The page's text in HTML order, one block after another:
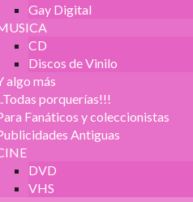
Gay Digital
CD
Discos de Vinilo
algo más
porquerías!!!
Fanáticos y coleccionistas
Antiguas
DVD
VHS